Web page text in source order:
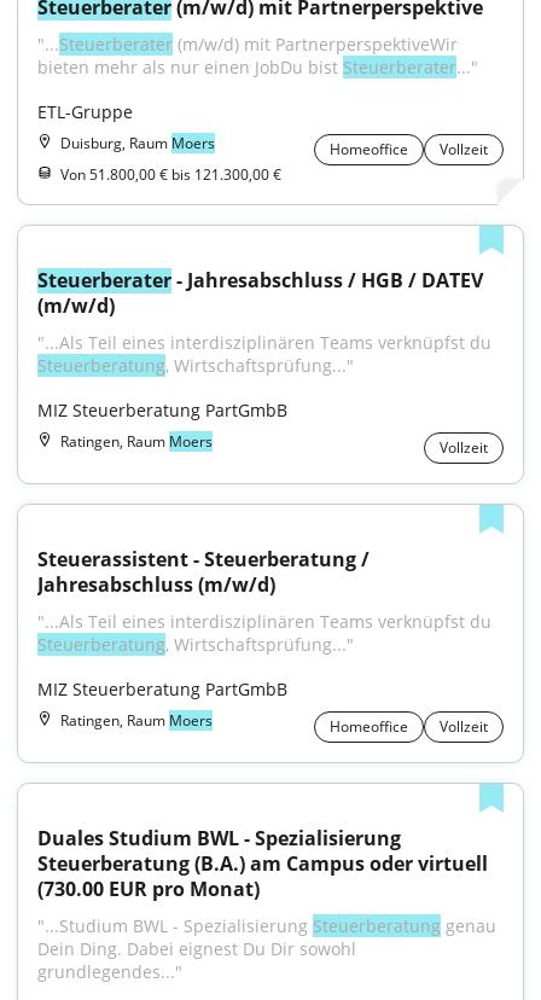
Steuerberater (m/w/d) mit Partnerperspektive
"...Steuerberater (m/w/d) mit PartnerperspektiveWir
bieten mehr als nur einen JobDu bist Steuerberater..."
ETL-Gruppe
Duisburg, Raum Moers Homeoffice
Vollzeit
Von 51.800,00 € bis 121.300,00 €
Steuerberater - Jahresabschluss / HGB / DATEV
(m/w/d)
Steuerberatung, Wirtschaftsprüfung..."
MIZ Steuerberatung PartGmbB
Ratingen, Raum Moers Vollzeit
Steuerassistent - Steuerberatung /
Jahresabschluss (m/w/d)
Steuerberatung, Wirtschaftsprüfung..."
MIZ Steuerberatung PartGmbB
Ratingen, Raum Moers Homeoffice Vollzeit
Duales Studium BWL - Spezialisierung
Steuerberatung (B.A.) am Campus oder virtuell
(730.00 EUR pro Monat)
"...Studium BWL - Spezialisierung Steuerberatung genau
Dein Ding. Dabei eignest Du Dir sowohl
grundlegendes..."